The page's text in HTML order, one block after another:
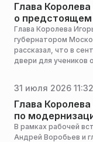
Глава
о предстоящем
школы № 2
Глава Королева
губернатором
рассказал, что в
двери для учеников
31 июля 2026 11:32
Глава
по
В рамках рабочей
Андрей Воробьев и